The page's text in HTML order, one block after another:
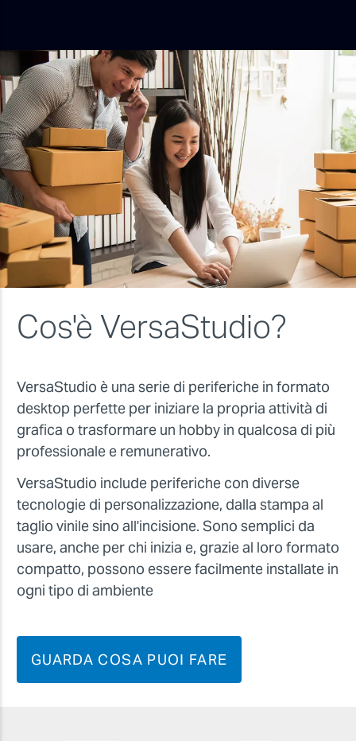
Cos'è VersaStudio?
VersaStudio è una serie di periferiche in formato
desktop perfette per iniziare la propria attività di
grafica o trasformare un hobby in qualcosa di più
professionale e remunerativo.
VersaStudio include periferiche con diverse
tecnologie di personalizzazione, dalla stampa al
taglio vinile sino all'incisione. Sono semplici da
usare, anche per chi inizia e, grazie al loro formato
compatto, possono essere facilmente installate in
ogni tipo di ambiente
GUARDA COSA PUOI FARE